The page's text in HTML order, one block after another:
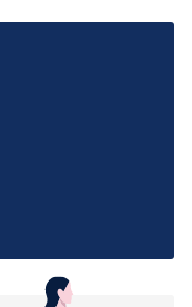
TryghedsGruppens